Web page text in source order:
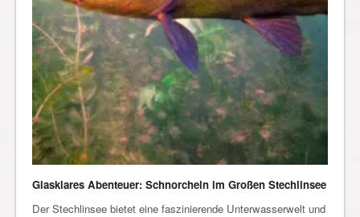
Glasklares Abenteuer: Schnorcheln im Großen Stechlinsee
Der Stechlinsee bietet eine faszinierende Unterwasserwelt und